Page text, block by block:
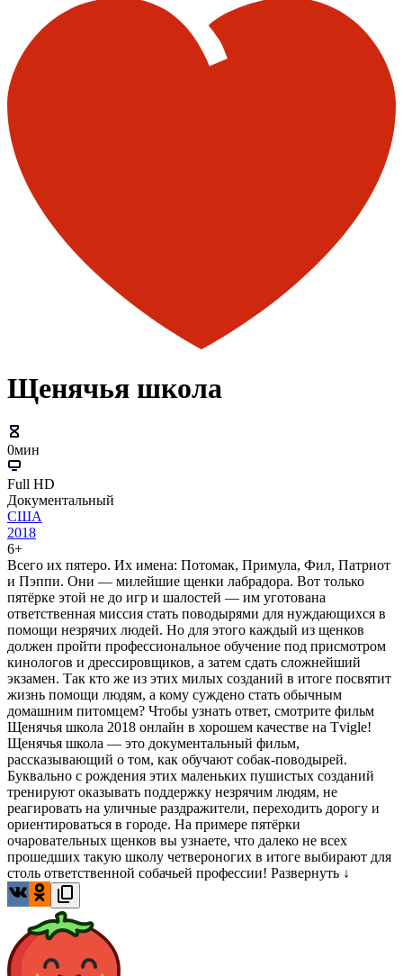
Щенячья школа
0мин
Full HD
Документальный
США
2018
6+
Всего их пятеро. Их имена: Потомак, Примула, Фил, Патриот
и Пэппи. Они — милейшие щенки лабрадора. Вот только
пятёрке этой не до игр и шалостей — им уготована
ответственная миссия стать поводырями для нуждающихся в
помощи незрячих людей. Но для этого каждый из щенков
должен пройти профессиональное обучение под присмотром
кинологов и дрессировщиков, а затем сдать сложнейший
экзамен. Так кто же из этих милых созданий в итоге посвятит
жизнь помощи людям, а кому суждено стать обычным
домашним питомцем? Чтобы узнать ответ, смотрите фильм
Щенячья школа 2018 онлайн в хорошем качестве на Tvigle!
Щенячья школа — это документальный фильм,
рассказывающий о том, как обучают собак-поводырей.
Буквально с рождения этих маленьких пушистых созданий
тренируют оказывать поддержку незрячим людям, не
реагировать на уличные раздражители, переходить дорогу и
ориентироваться в городе. На примере пятёрки
очаровательных щенков вы узнаете, что далеко не всех
прошедших такую школу четвероногих в итоге выбирают для
столь ответственной собачьей профессии! Развернуть ↓